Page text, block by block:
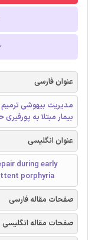
عنوان فارسی
مدیریت بیهوشی ترمیم
بیمار مبتلا به پورفیری
عنوان انگلیسی
during early
porphyria
صفحات مقاله فارسی
صفحات مقاله انگلیسی